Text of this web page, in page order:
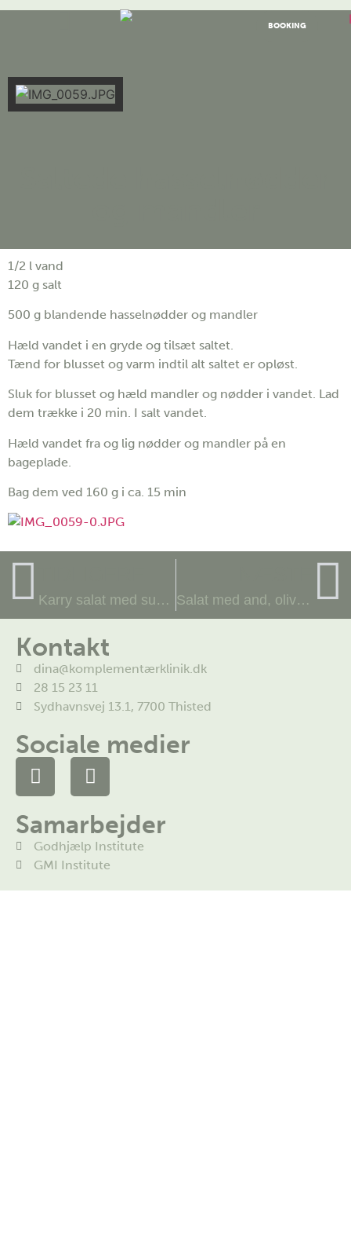
BOOKING
1/2 l vand
120 g salt
500 g blandende hasselnødder og mandler
Hæld vandet i en gryde og tilsæt saltet.
Tænd for blusset og varm indtil alt saltet er opløst.
Sluk for blusset og hæld mandler og nødder i vandet. Lad
dem trække i 20 min. I salt vandet.
Hæld vandet fra og lig nødder og mandler på en
bageplade.
Bag dem ved 160 g i ca. 15 min
Karry salat med sunde fedtstoffer Salat med and, oliven og granatæble
Kontakt
dina@komplementærklinik.dk
28 15 23 11
Sydhavnsvej 13.1, 7700 Thisted
Sociale medier
Samarbejder
Godhjælp Institute
GMI Institute